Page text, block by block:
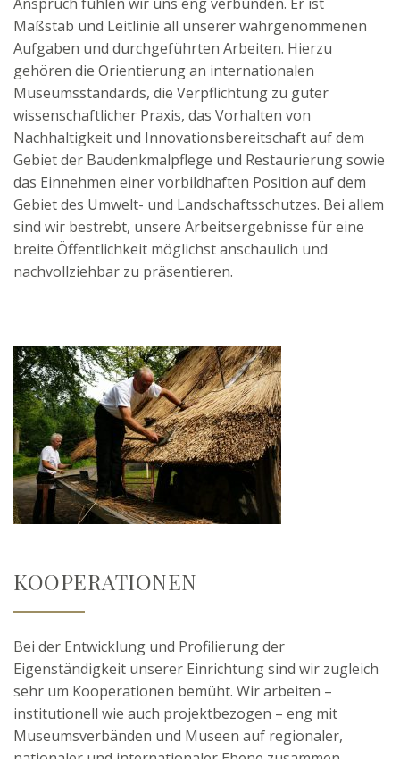
Maßstab und Leitlinie all unserer wahrgenommenen
Aufgaben und durchgeführten Arbeiten. Hierzu
gehören die Orientierung an internationalen
Museumsstandards, die Verpflichtung zu guter
wissenschaftlicher Praxis, das Vorhalten von
Nachhaltigkeit und Innovationsbereitschaft auf dem
Gebiet der Baudenkmalpflege und Restaurierung sowie
das Einnehmen einer vorbildhaften Position auf dem
Gebiet des Umwelt- und Landschaftsschutzes. Bei allem
sind wir bestrebt, unsere Arbeitsergebnisse für eine
breite Öffentlichkeit möglichst anschaulich und
nachvollziehbar zu präsentieren.
KOOPERATIONEN
Bei der Entwicklung und Profilierung der
Eigenständigkeit unserer Einrichtung sind wir zugleich
sehr um Kooperationen bemüht. Wir arbeiten –
institutionell wie auch projektbezogen – eng mit
Museumsverbänden und Museen auf regionaler,